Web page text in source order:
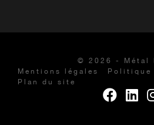
© 2026 - Métal
Mentions légales
Plan du site